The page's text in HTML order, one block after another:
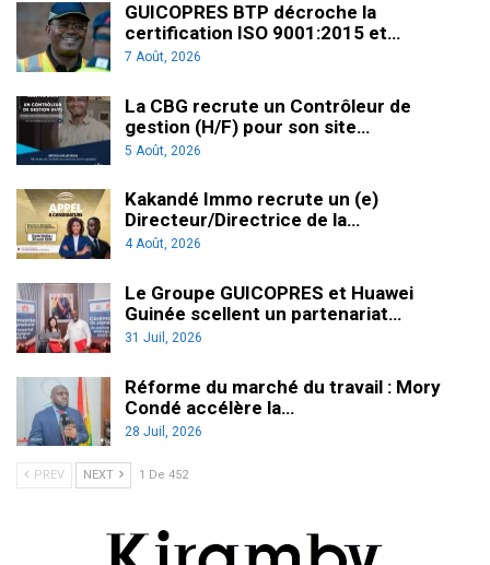
GUICOPRES BTP décroche la
certification ISO 9001:2015 et…
7 Août, 2026
La CBG recrute un Contrôleur de
gestion (H/F) pour son site…
5 Août, 2026
Kakandé Immo recrute un (e)
Directeur/Directrice de la…
4 Août, 2026
Le Groupe GUICOPRES et Huawei
Guinée scellent un partenariat…
31 Juil, 2026
Réforme du marché du travail : Mory
Condé accélère la…
28 Juil, 2026
PREV NEXT 1 De 452